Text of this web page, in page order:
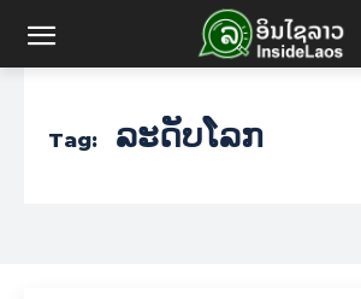
Tag: ລະດັບໂລກ